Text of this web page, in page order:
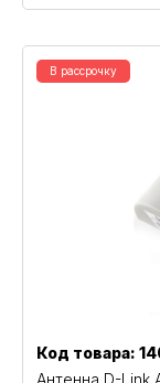
В рассрочку
Код товара:
Антенна D-Link